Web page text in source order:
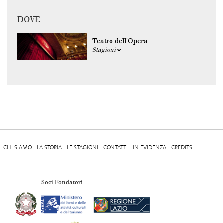
DOVE
Teatro dell'Opera
Stagioni
CHI SIAMO LA STORIA LE STAGIONI CONTATTI IN EVIDENZA CREDITS
Soci Fondatori